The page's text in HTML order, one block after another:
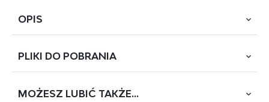
OPIS
Zestaw mebli w eleganckim odcieniu dąb Artisan / kaszmir
centralnym elementem jest szafka RTV z panelem z lameli.
PLIKI DO POBRANIA
Instrukcja montażu
MOŻESZ LUBIĆ TAKŻE...